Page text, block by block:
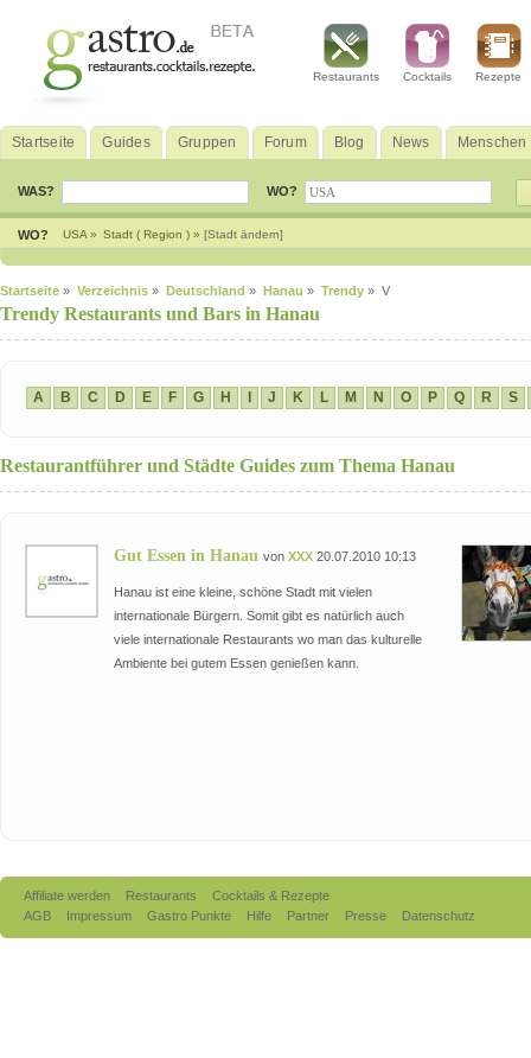
Restaurants Cocktails Rezepte
Startseite Guides Gruppen Forum Blog News Menschen
WAS? WO?
WO? USA » Stadt ( Region ) » [Stadt ändern]
Startseite » Verzeichnis » Deutschland » Hanau » Trendy » V
Trendy Restaurants und Bars in Hanau
A B C D E F G H J K L M N O P Q R S
Restaurantführer und Städte Guides zum Thema Hanau
Gut Essen in Hanau von XXX 20.07.2010 10:13
Hanau ist eine kleine, schöne Stadt mit vielen
internationale Bürgern. Somit gibt es natürlich auch
viele internationale Restaurants wo man das kulturelle
Ambiente bei gutem Essen genießen kann.
Affiliate werden Restaurants
Cocktails & Rezepte
AGB
Impressum Gastro Punkte Hilfe Partner Presse Datenschutz